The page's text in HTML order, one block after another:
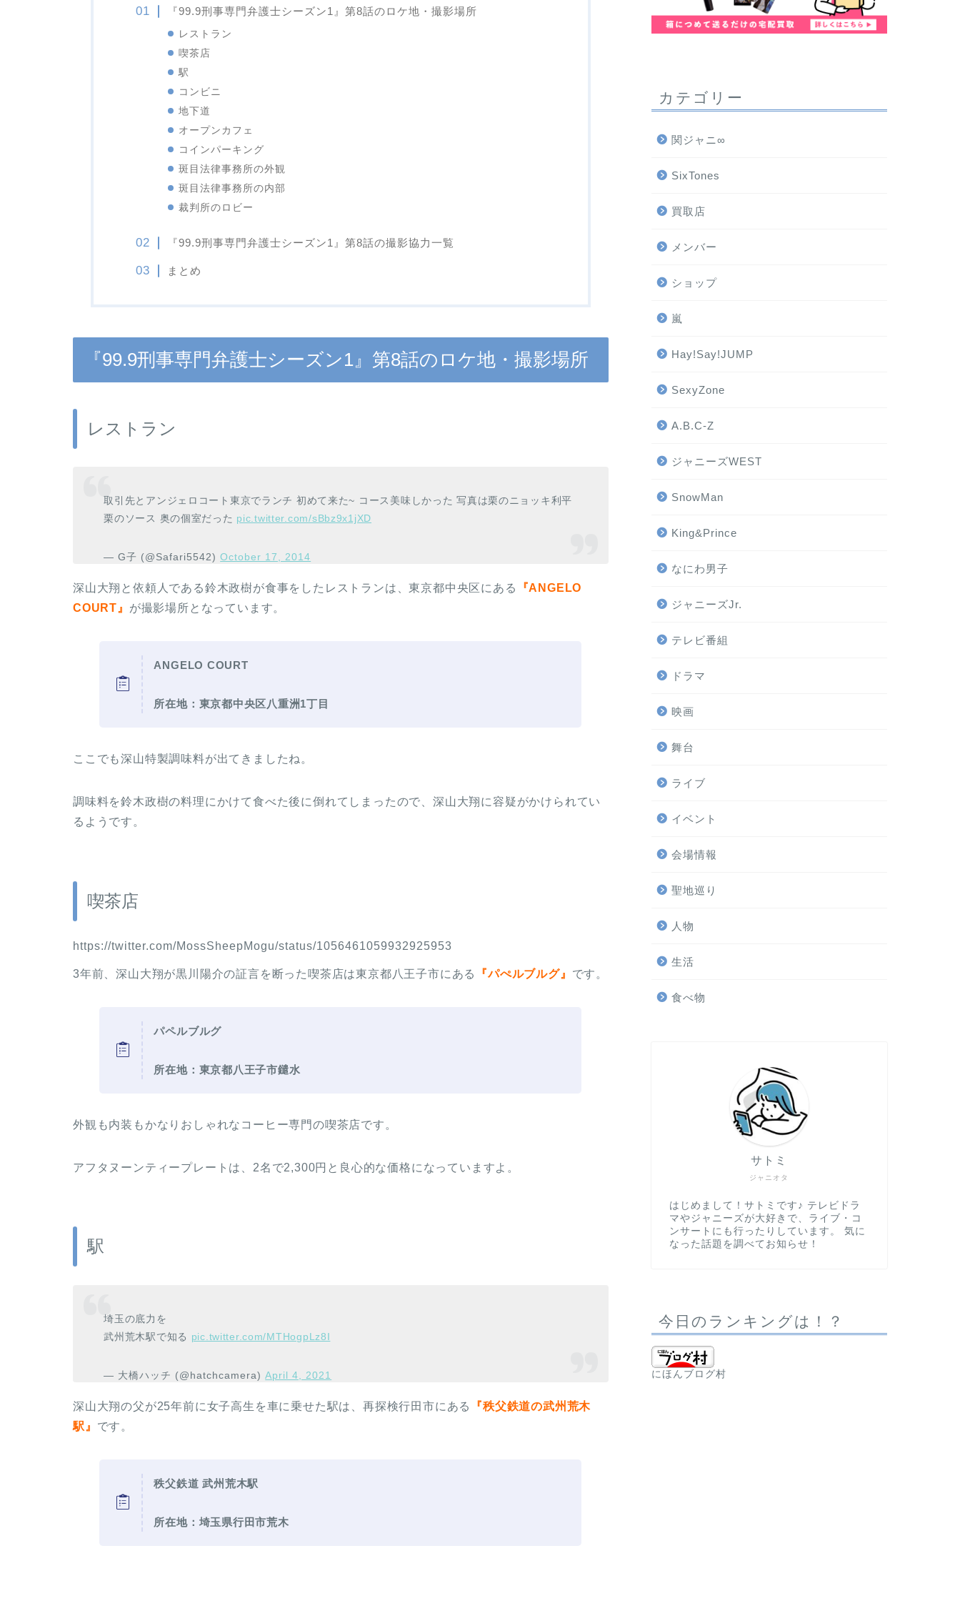
『99.9刑事専門弁護士シーズン1』第8話のロケ地・撮影場所
レストラン
喫茶店
駅
コンビニ
地下道
オープンカフェ
コインパーキング
斑目法律事務所の外観
斑目法律事務所の内部
裁判所のロビー
『99.9刑事専門弁護士シーズン1』第8話の撮影協力一覧
まとめ
『99.9刑事専門弁護士シーズン1』第8話のロケ地・撮影場所
レストラン
取引先とアンジェロコート東京でランチ 初めて来た~ コース美味しかった 写真は栗のニョッキ利平
栗のソース 奥の個室だった pic.twitter.com/sBbz9x1jXD
— G子 (@Safari5542)October 17, 2014
深山大翔と依頼人である鈴木政樹が食事をしたレストランは、東京都中央区にある
『ANGELO
COURT』 が撮影場所となっています。
ANGELO COURT
所在地：東京都中央区八重洲1丁目
ここでも深山特製調味料が出てきましたね。
調味料を鈴木政樹の料理にかけて食べた後に倒れてしまったので、深山大翔に容疑がかけられてい
るようです。
喫茶店
https://twitter.com/MossSheepMogu/status/1056461059932925953
3年前、深山大翔が黒川陽介の証言を断った喫茶店は東京都八王子市にある 『パぺルブルグ』 です。
パペルブルグ
所在地：東京都八王子市鑓水
外観も内装もかなりおしゃれなコーヒー専門の喫茶店です。
アフタヌーンティープレートは、2名で2,300円と良心的な価格になっていますよ。
駅
埼玉の底力を
武州荒木駅で知る pic.twitter.com/MTHogpLz8I
— 大橋ハッチ (@hatchcamera)April 4, 2021
深山大翔の父が25年前に女子高生を車に乗せた駅は、再探検行田市にある
『秩父鉄道の武州荒木
駅』 です。
秩父鉄道 武州荒木駅
所在地：埼玉県行田市荒木
カテゴリー
関ジャニ∞
SixTones
買取店
メンバー
ショップ
嵐
Hay!Say!JUMP
SexyZone
A.B.C-Z
ジャニーズWEST
SnowMan
King&Prince
なにわ男子
ジャニーズJr.
テレビ番組
ドラマ
映画
舞台
ライブ
イベント
会場情報
聖地巡り
人物
生活
食べ物
ジャニオタ
サトミ
はじめまして！サトミです♪ テレビドラ
マやジャニーズが大好きで、ライブ・コ
ンサートにも行ったりしています。 気に
なった話題を調べてお知らせ！
今日のランキングは！？
にほんブログ村